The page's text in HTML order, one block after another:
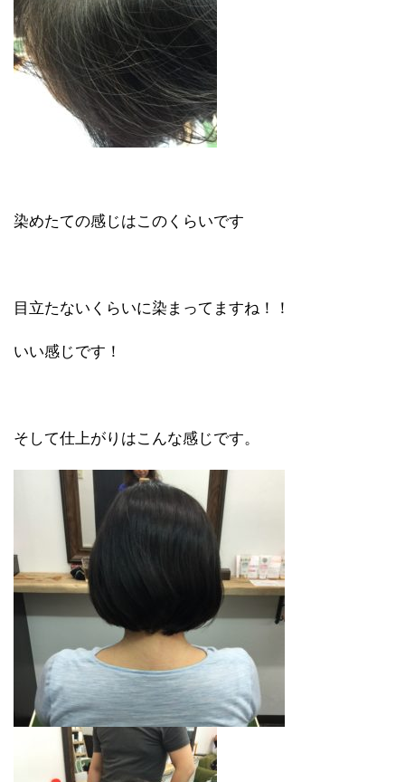
染めたての感じはこのくらいです
目立たないくらいに染まってますね！！
いい感じです！
そして仕上がりはこんな感じです。